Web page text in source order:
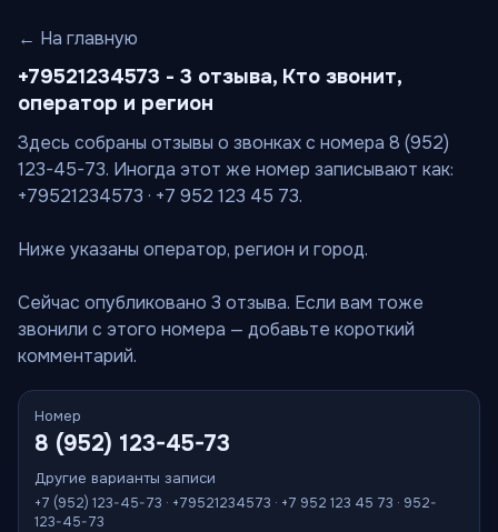
← На главную
+79521234573 - 3 отзыва, Кто звонит,
оператор и регион
Здесь собраны отзывы о звонках с номера 8 (952)
123-45-73. Иногда этот же номер записывают как:
+79521234573 · +7 952 123 45 73.
Ниже указаны оператор, регион и город.
Сейчас опубликовано 3 отзыва. Если вам тоже
звонили с этого номера — добавьте короткий
комментарий.
Номер
8 (952) 123-45-73
Другие варианты записи
+7 (952) 123-45-73 · +79521234573 · +7 952 123 45 73 · 952-
123-45-73